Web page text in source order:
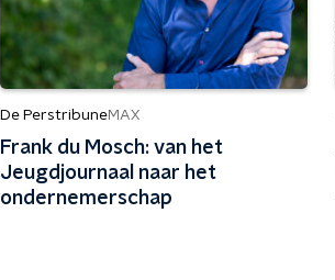
De PerstribuneMAX
Frank du Mosch: van het
Jeugdjournaal naar het
ondernemerschap